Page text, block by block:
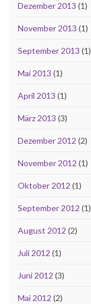
Dezember 2013 (1)
November 2013 (1)
September 2013 (1)
Mai 2013 (1)
April 2013 (1)
März 2013 (3)
Dezember 2012 (2)
November 2012 (1)
Oktober 2012 (1)
September 2012 (1)
August 2012 (2)
Juli 2012 (1)
Juni 2012 (3)
Mai 2012 (2)